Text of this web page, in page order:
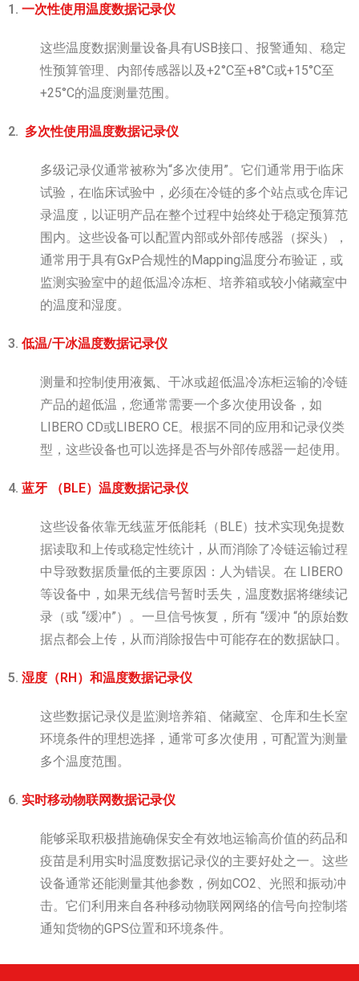
1. 一次性使用温度数据记录仪
这些温度数据测量设备具有USB接口、报警通知、稳定
性预算管理、内部传感器以及+2°C至+8°C或+15°C至
+25°C的温度测量范围。
2. 多次性使用温度数据记录仪
多级记录仪通常被称为“多次使用”。它们通常用于临床
试验，在临床试验中，必须在冷链的多个站点或仓库记
录温度，以证明产品在整个过程中始终处于稳定预算范
围内。这些设备可以配置内部或外部传感器（探头），
通常用于具有GxP合规性的Mapping温度分布验证，或
监测实验室中的超低温冷冻柜、培养箱或较小储藏室中
的温度和湿度。
3. 低温/干冰温度数据记录仪
测量和控制使用液氮、干冰或超低温冷冻柜运输的冷链
产品的超低温，您通常需要一个多次使用设备，如
LIBERO CD或LIBERO CE。根据不同的应用和记录仪类
型，这些设备也可以选择是否与外部传感器一起使用。
4. 蓝牙 （BLE）温度数据记录仪
这些设备依靠无线蓝牙低能耗（BLE）技术实现免提数
据读取和上传或稳定性统计，从而消除了冷链运输过程
中导致数据质量低的主要原因：人为错误。在 LIBERO
等设备中，如果无线信号暂时丢失，温度数据将继续记
录（或 “缓冲”）。一旦信号恢复，所有 “缓冲 “的原始数
据点都会上传，从而消除报告中可能存在的数据缺口。
5. 湿度（RH）和温度数据记录仪
这些数据记录仪是监测培养箱、储藏室、仓库和生长室
环境条件的理想选择，通常可多次使用，可配置为测量
多个温度范围。
6. 实时移动物联网数据记录仪
能够采取积极措施确保安全有效地运输高价值的药品和
疫苗是利用实时温度数据记录仪的主要好处之一。这些
设备通常还能测量其他参数，例如CO2、光照和振动冲
击。它们利用来自各种移动物联网网络的信号向控制塔
通知货物的GPS位置和环境条件。